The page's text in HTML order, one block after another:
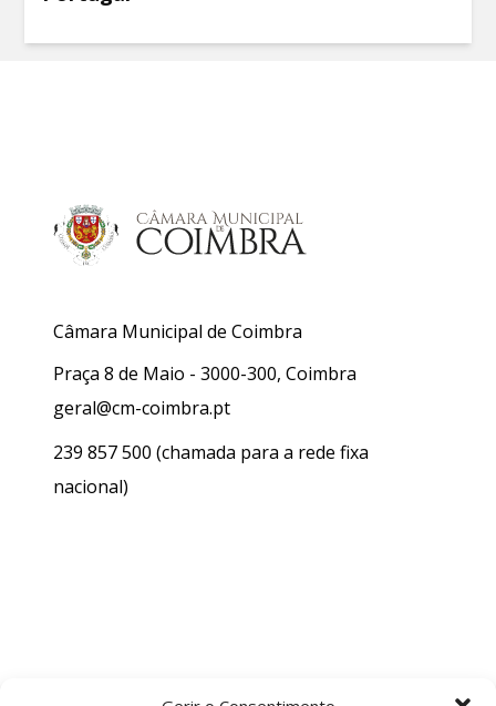
Câmara Municipal de Coimbra
Praça 8 de Maio - 3000-300, Coimbra
geral@cm-coimbra.pt
239 857 500 (chamada para a rede fixa
nacional)